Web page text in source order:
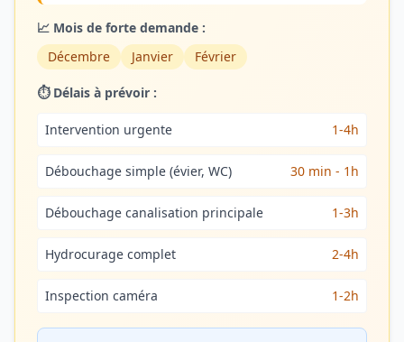
📈 Mois de forte demande :
Décembre
Janvier Février
⏱️ Délais à prévoir :
Intervention urgente 1-4h
Débouchage simple (évier, WC) 30 min - 1h
Débouchage canalisation principale 1-3h
Hydrocurage complet 2-4h
Inspection caméra 1-2h